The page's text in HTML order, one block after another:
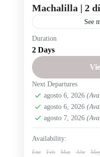
Machalilla | 2
See
Machalilla
Región Litoral
Tour Puerto López
Provincia de
Parque Nacional
Ecuador ,Región
2 People
Duration
2 Days
Next Departures
agosto 6, 2026
agosto 6, 2026
agosto 7, 2026
Availability:
Ene Feb Mar Abr